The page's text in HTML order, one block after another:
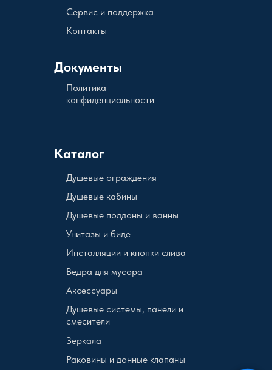
Документы
Политика
конфиденциальности
Сервис и поддержка
Контакты
Каталог
Душевые кабины
Душевые поддоны и ванны
Унитазы и биде
Инсталляции и кнопки слива
Ведра для мусора
Аксессуары
Душевые системы, панели и
смесители
Зеркала
Раковины и донные клапаны
Душевые ограждения